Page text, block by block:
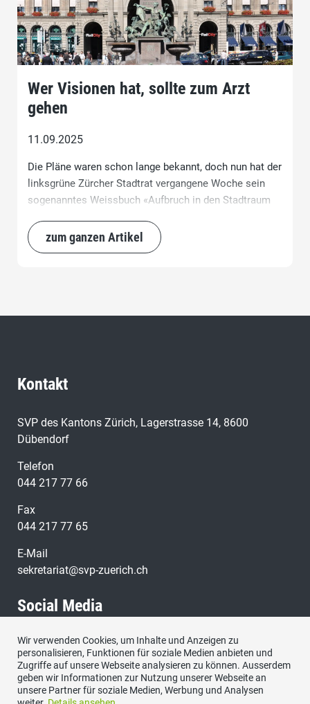
Wer Visionen hat, sollte zum Arzt
gehen
11.09.2025
Die Pläne waren schon lange bekannt, doch nun hat der
linksgrüne Zürcher Stadtrat vergangene Woche sein
sogenanntes Weissbuch «Aufbruch in den Stadtraum
zum ganzen Artikel
Kontakt
SVP des Kantons Zürich, Lagerstrasse 14, 8600
Dübendorf
Telefon
044 217 77 66
Fax
044 217 77 65
E-Mail
sekretariat@svp-zuerich.ch
Social Media
Besuchen Sie uns bei:
Wir verwenden Cookies, um Inhalte und Anzeigen zu
personalisieren, Funktionen für soziale Medien anbieten und
Zugriffe auf unsere Webseite analysieren zu können. Ausserdem
geben wir Informationen zur Nutzung unserer Webseite an
unsere Partner für soziale Medien, Werbung und Analysen